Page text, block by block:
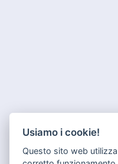
Usiamo i cookie!
Questo sito web